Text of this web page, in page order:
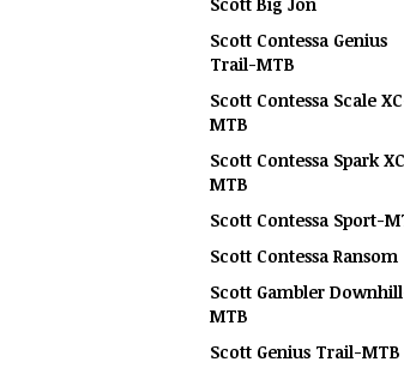
Scott Contessa Genius
Trail-MTB
Scott Contessa Scale
MTB
Scott Contessa Spark
MTB
Scott Contessa Sport-
Scott Contessa Ransom
Scott Gambler
MTB
Scott Genius Trail-MTB